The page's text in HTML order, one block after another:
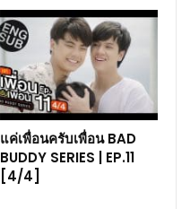
แค่เพื่อนครับเพื่อน BAD
BUDDY SERIES | EP.11
[4/4]